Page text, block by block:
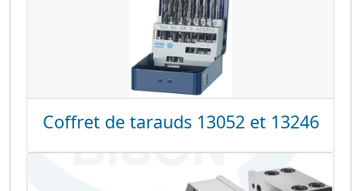
Coffret de tarauds 13052 et 13246